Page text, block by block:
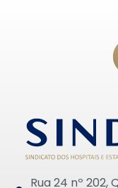
Rua 24 nº 202,